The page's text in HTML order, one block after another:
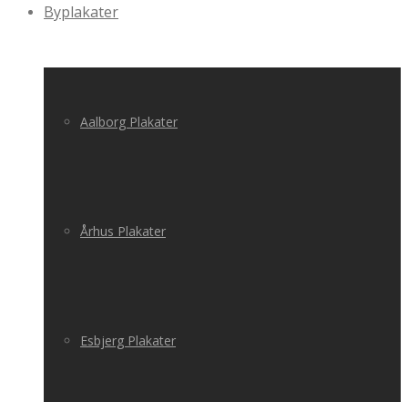
Byplakater
Aalborg Plakater
Århus Plakater
Esbjerg Plakater